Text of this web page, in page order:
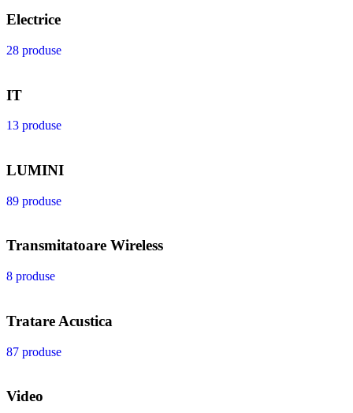
Electrice
28 produse
IT
13 produse
LUMINI
89 produse
Transmitatoare Wireless
8 produse
Tratare Acustica
87 produse
Video